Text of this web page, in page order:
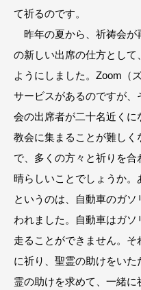
て祈るのです。
昨年の夏から、祈祷会が
の新しい出席の仕方として
ようにしました。Zoom（
サービスがあるのですが
会の出席者が二十名近くに
教会に集まることが難し
で、多くの方々と祈りを
晴らしいことでしょうか。
というのは、自動車のガ
われました。自動車はガ
走ることができません。
に祈り、聖霊の助けをい
霊の助けを求めて、一緒